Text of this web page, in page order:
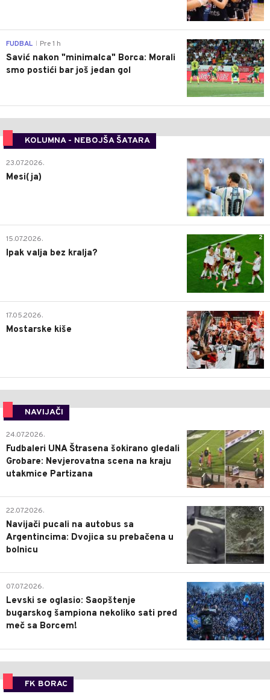
0
FUDBAL Pre 1 h
Savić nakon "minimalca" Borca: Morali
smo postići bar još jedan gol
KOLUMNA - NEBOJŠA ŠATARA
0
23.07.2026.
Mesi(ja)
2
15.07.2026.
Ipak valja bez kralja?
0
17.05.2026.
Mostarske kiše
NAVIJAČI
0
24.07.2026.
Fudbaleri UNA Štrasena šokirano gledali
Grobare: Nevjerovatna scena na kraju
utakmice Partizana
0
22.07.2026.
Navijači pucali na autobus sa
Argentincima: Dvojica su prebačena u
bolnicu
1
07.07.2026.
Levski se oglasio: Saopštenje
bugarskog šampiona nekoliko sati pred
meč sa Borcem!
FK BORAC